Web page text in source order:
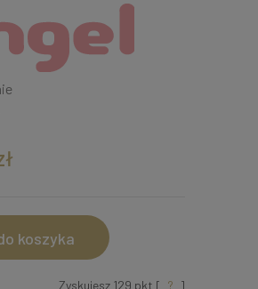
koszyka
Zyskujesz 129 pkt [ ? ]